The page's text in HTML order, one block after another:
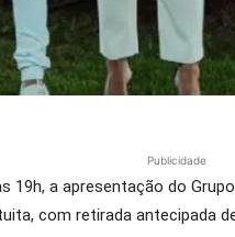
Publicidade
19h, a apresentação do
com retirada antecipada